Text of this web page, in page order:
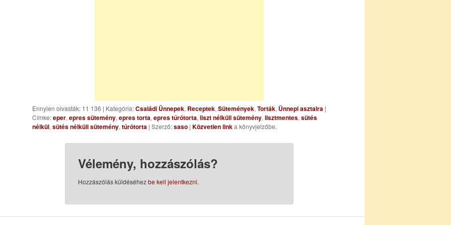
Ennyien olvasták: 11 136 | Kategória:Családi Ünnepek, Receptek, Sütemények, Torták, Ünnepi asztalra |
Címke:eper, epres sütemény, epres torta, epres túrótorta, liszt nélküli sütemény, lisztmentes, sütés
nélkül, sütés nélküli sütemény, túrótorta | Szerző:saso | Közvetlen linka könyvjelzőbe.
Vélemény, hozzászólás?
Hozzászólás küldéséhezbe kell jelentkezni.